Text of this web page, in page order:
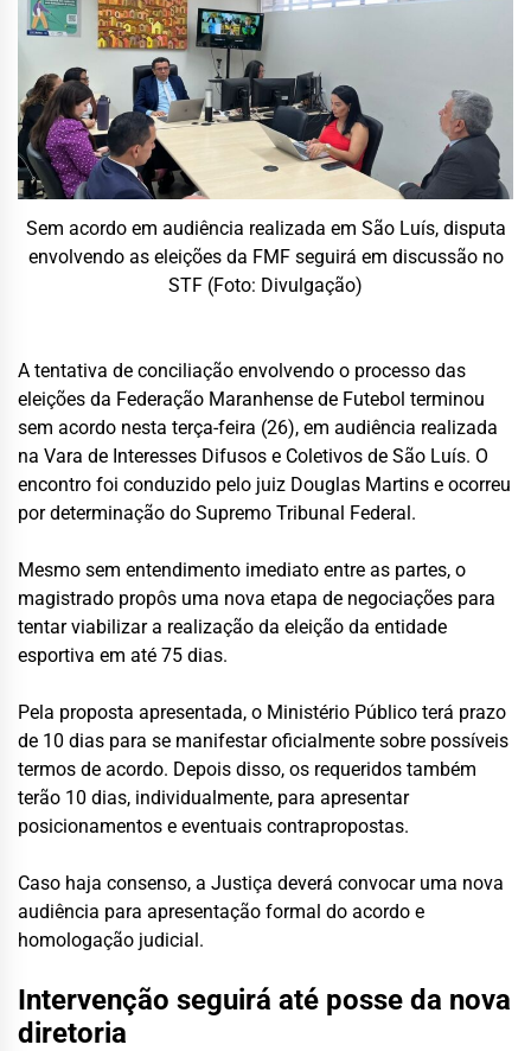
Sem acordo em audiência realizada em São Luís, disputa
envolvendo as eleições da FMF seguirá em discussão no
STF (Foto: Divulgação)
A tentativa de conciliação envolvendo o processo das
eleições da Federação Maranhense de Futebol terminou
sem acordo nesta terça-feira (26), em audiência realizada
na Vara de Interesses Difusos e Coletivos de São Luís. O
encontro foi conduzido pelo juiz Douglas Martins e ocorreu
por determinação do Supremo Tribunal Federal.
Mesmo sem entendimento imediato entre as partes, o
magistrado propôs uma nova etapa de negociações para
tentar viabilizar a realização da eleição da entidade
esportiva em até 75 dias.
Pela proposta apresentada, o Ministério Público terá prazo
de 10 dias para se manifestar oficialmente sobre possíveis
termos de acordo. Depois disso, os requeridos também
terão 10 dias, individualmente, para apresentar
posicionamentos e eventuais contrapropostas.
Caso haja consenso, a Justiça deverá convocar uma nova
audiência para apresentação formal do acordo e
homologação judicial.
Intervenção seguirá até posse da nova
diretoria